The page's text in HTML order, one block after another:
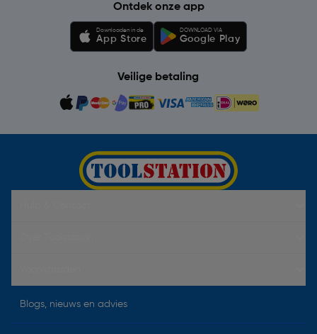
Ontdek onze app
Downloaden in de
App Store
DOWNLOAD VIA
Google Play
Veilige betaling
Blogs, nieuws en advies